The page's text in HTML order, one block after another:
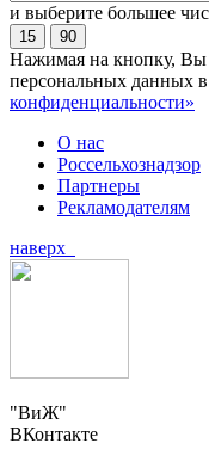
и выберите большее
15 90
Нажимая на кнопку, Вы
персональных данных в
конфиденциальности»
О нас
Россельхознадзор
Партнеры
Рекламодателям
наверх
"ВиЖ"
ВКонтакте